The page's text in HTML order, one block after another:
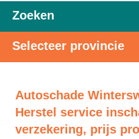
Zoeken
Selecteer provincie
Autoschade
Herstel service
verzekering, prijs